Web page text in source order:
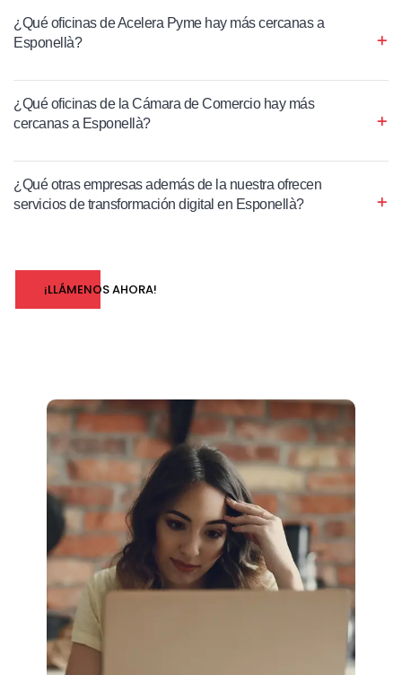
¿Qué oficinas de Acelera Pyme hay más cercanas a
Esponellà?
¿Qué oficinas de la Cámara de Comercio hay más
cercanas a Esponellà?
¿Qué otras empresas además de la nuestra ofrecen
servicios de transformación digital en Esponellà?
¡LLÁMENOS AHORA!